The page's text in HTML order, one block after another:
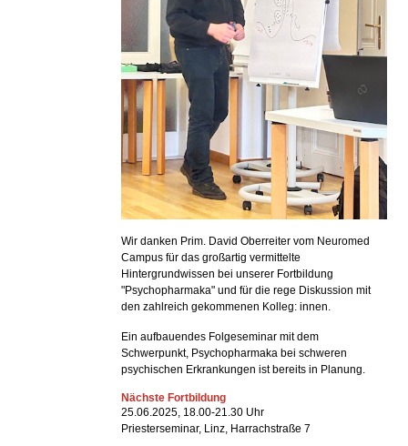
Wir danken Prim. David Oberreiter vom Neuromed
Campus für das großartig vermittelte
Hintergrundwissen bei unserer Fortbildung
"Psychopharmaka" und für die rege Diskussion mit
den zahlreich gekommenen Kolleg: innen.
Ein aufbauendes Folgeseminar mit dem
Schwerpunkt, Psychopharmaka bei schweren
psychischen Erkrankungen ist bereits in Planung.
Nächste Fortbildung
25.06.2025, 18.00-21.30 Uhr
Priesterseminar, Linz, Harrachstraße 7